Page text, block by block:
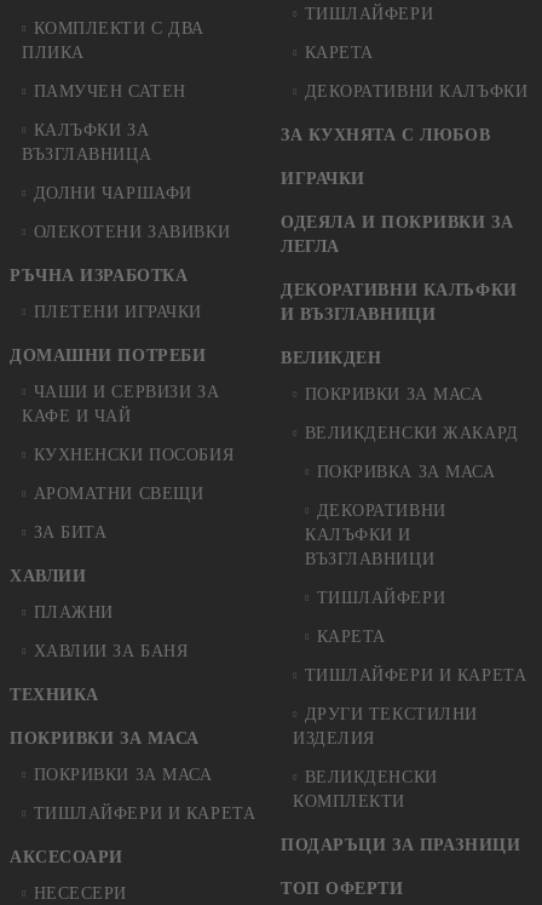
КОМПЛЕКТИ С ДВА
ПЛИКА
ПАМУЧЕН САТЕН
КАЛЪФКИ ЗА
ВЪЗГЛАВНИЦА
ДОЛНИ ЧАРШАФИ
ОЛЕКОТЕНИ ЗАВИВКИ
РЪЧНА ИЗРАБОТКА
ПЛЕТЕНИ ИГРАЧКИ
ДОМАШНИ ПОТРЕБИ
ЧАШИ И СЕРВИЗИ ЗА
КАФЕ И ЧАЙ
КУХНЕНСКИ ПОСОБИЯ
АРОМАТНИ СВЕЩИ
ЗА БИТА
ХАВЛИИ
ПЛАЖНИ
ХАВЛИИ ЗА БАНЯ
ТЕХНИКА
ПОКРИВКИ ЗА МАСА
ПОКРИВКИ ЗА МАСА
ТИШЛАЙФЕРИ И КАРЕТА
АКСЕСОАРИ
НЕСЕСЕРИ
ТИШЛАЙФЕРИ
КАРЕТА
ДЕКОРАТИВНИ КАЛЪФКИ
ЗА КУХНЯТА С ЛЮБОВ
ИГРАЧКИ
ОДЕЯЛА И ПОКРИВКИ ЗА
ЛЕГЛА
ДЕКОРАТИВНИ КАЛЪФКИ
И ВЪЗГЛАВНИЦИ
ВЕЛИКДЕН
ПОКРИВКИ ЗА МАСА
ВЕЛИКДЕНСКИ ЖАКАРД
ПОКРИВКА ЗА МАСА
ДЕКОРАТИВНИ
КАЛЪФКИ И
ВЪЗГЛАВНИЦИ
ТИШЛАЙФЕРИ
КАРЕТА
ТИШЛАЙФЕРИ И КАРЕТА
ДРУГИ ТЕКСТИЛНИ
ИЗДЕЛИЯ
ВЕЛИКДЕНСКИ
КОМПЛЕКТИ
ПОДАРЪЦИ ЗА ПРАЗНИЦИ
ТОП ОФЕРТИ